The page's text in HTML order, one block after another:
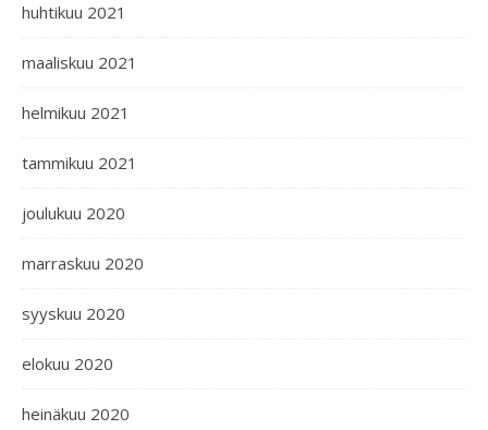
huhtikuu 2021
maaliskuu 2021
helmikuu 2021
tammikuu 2021
joulukuu 2020
marraskuu 2020
syyskuu 2020
elokuu 2020
heinäkuu 2020